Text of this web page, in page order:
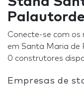
Conecte-se com os
em Santa Maria de
0 construtores
Empresas de